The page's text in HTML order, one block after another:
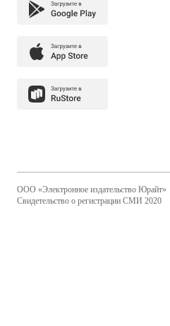
ООО «Электронное издательство Юрайт»
Свидетельство о регистрации СМИ 2020